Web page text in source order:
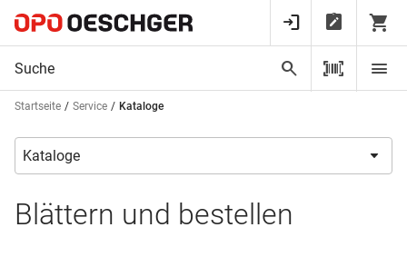
Startseite Service Kataloge
Blättern und bestellen